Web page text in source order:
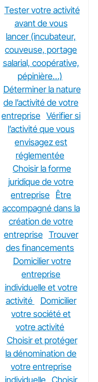
Tester votre activité
avant de vous
lancer (incubateur,
couveuse, portage
salarial, coopérative,
pépinière…)
Déterminer la nature
de l’activité de votre
entreprise Vérifier si
l’activité que vous
envisagez est
réglementée
Choisir la forme
juridique de votre
entreprise
Être
accompagné dans la
création de votre
entreprise Trouver
des financements
Domicilier votre
entreprise
individuelle et votre
activité
Domicilier
votre société et
votre activité
Choisir et protéger
la dénomination de
votre entreprise
individuelle Choisir